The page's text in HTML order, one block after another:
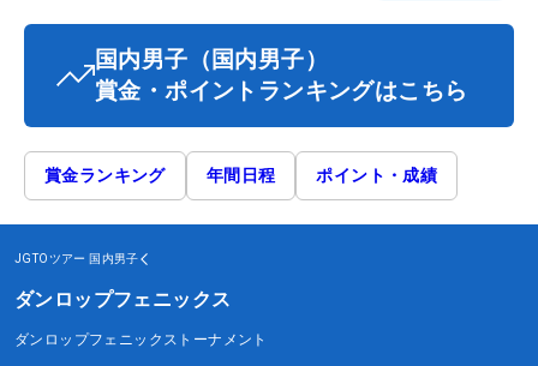
国内男子 （国内男子）
賞金・ポイントランキングはこちら
賞金ランキング 年間日程 ポイント・成績
JGTOツアー 国内男子
ダンロップフェニックス
ダンロップフェニックストーナメント